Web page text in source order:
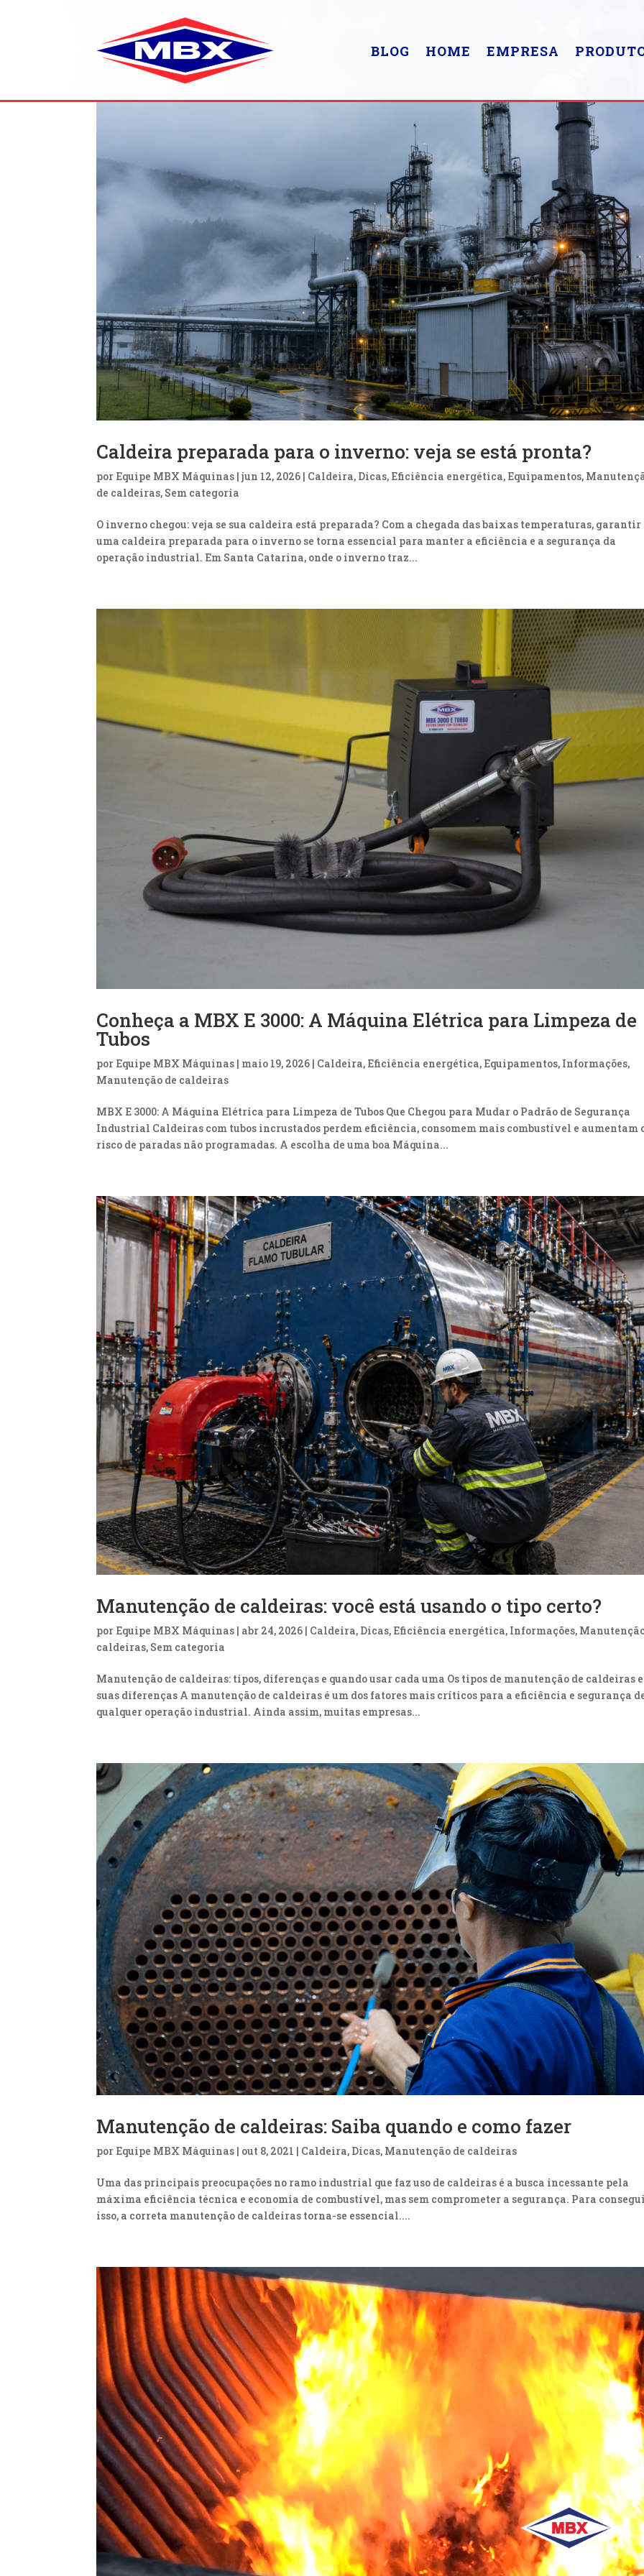
BLOG HOME EMPRESA
Caldeira preparada para o inverno: veja se está pronta?
por Equipe MBX Máquinas |jun 12, 2026 | Caldeira, Dicas, Eficiência energética, Equipamentos,
de caldeiras, Sem categoria
O inverno chegou: veja se sua caldeira está preparada? Com a chegada das baixas temperaturas, garantir
uma caldeira preparada para o inverno se torna essencial para manter a eficiência e a segurança da
operação industrial. Em Santa Catarina, onde o inverno traz...
Conheça a MBX E 3000: A Máquina Elétrica para Limpeza de
Tubos
por Equipe MBX Máquinas | maio 19, 2026 | Caldeira, Eficiência energética, Equipamentos, Informações,
Manutenção de caldeiras
MBX E 3000: A Máquina Elétrica para Limpeza de Tubos Que Chegou para Mudar o Padrão de Segurança
Industrial Caldeiras com tubos incrustados perdem eficiência, consomem mais combustível e aumentam
risco de paradas não programadas. A escolha de uma boa Máquina...
Manutenção de caldeiras: você está usando o tipo certo?
por Equipe MBX Máquinas | abr 24, 2026 | Caldeira, Dicas, Eficiência energética, Informações,
caldeiras, Sem categoria
Manutenção de caldeiras: tipos, diferenças e quando usar cada uma Os tipos de manutenção de caldeiras e
suas diferenças A manutenção de caldeiras é um dos fatores mais críticos para a eficiência e segurança
qualquer operação industrial. Ainda assim, muitas empresas...
Manutenção de caldeiras: Saiba quando e como fazer
por Equipe MBX Máquinas | out 8, 2021 | Caldeira, Dicas, Manutenção de caldeiras
Uma das principais preocupações no ramo industrial que faz uso de caldeiras é a busca incessante pela
máxima eficiência técnica e economia de combustível, mas sem comprometer a segurança. Para
isso, a correta manutenção de caldeiras torna-se essencial....